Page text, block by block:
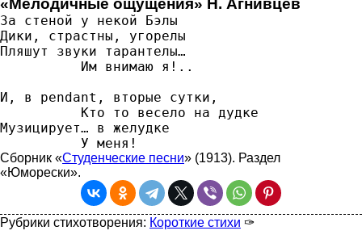
«Мелодичные ощущения» Н. Агнивцев
За стеной у некой Бэлы
Дики, страстны, угорелы
Пляшут звуки тарантелы…
И, в pendant, вторые сутки,
Музицирует… в желудке
          У меня!
Сборник «Студенческие песни» (1913). Раздел
«Юморески».
Рубрики стихотворения: Короткие стихи ✑